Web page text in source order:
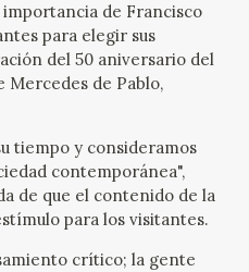
de Francisco
para elegir sus
del 50 aniversario del
Mercedes de Pablo,
tiempo y consideramos
contemporánea",
de que el contenido de la
para los visitantes.
crítico; la gente